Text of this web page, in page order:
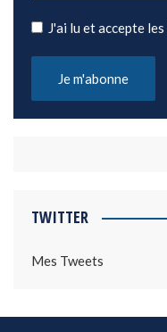
J'ai lu et accepte
TWITTER
Mes Tweets